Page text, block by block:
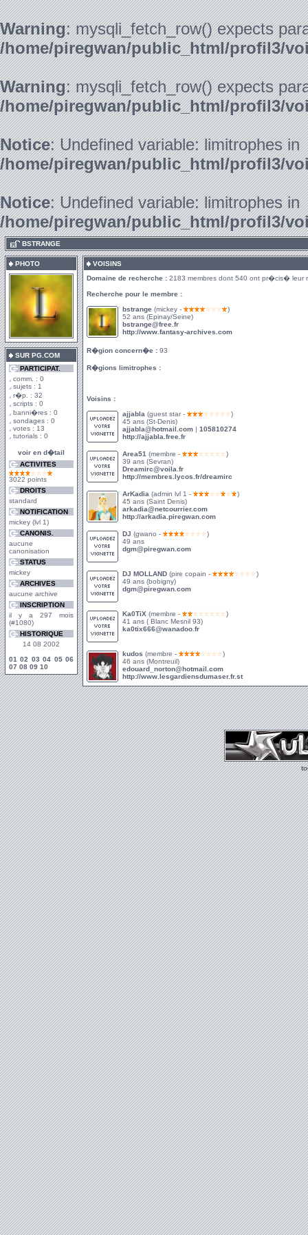
Warning: mysqli_fetch_row() expects
/home/piregwan/public_html/profil3/
Warning: mysqli_fetch_row() expects
/home/piregwan/public_html/profil3/
Notice: Undefined variable: limitrophes in
/home/piregwan/public_html/profil3/
Notice: Undefined variable: limitrophes in
/home/piregwan/public_html/profil3/
BSTRANGE
PHOTO
SUR PG.COM
PARTICIPAT.
comm. : 0
sujets : 1
r�p. : 32
scripts : 0
banni�res : 0
sondages : 0
votes : 13
tutorials : 0
voir en d�tail
ACTIVITES
3022 points
DROITS
standard
NOTIFICATION
mickey (lvl 1)
CANONIS.
aucune
canonisation
STATUS
mickey
ARCHIVES
aucune archive
INSCRIPTION
il y a 297 mois
(#1080)
HISTORIQUE
14 08 2002
01 02 03 04 05 06
07 08 09 10
VOISINS
Domaine de recherche : 2183 membres dont 540 ont pr�cis� leur
Recherche pour le membre :
bstrange (mickey -
)
52 ans (Epinay/Seine)
bstrange@free.fr
http://www.fantasy-archives.com
R�gion concern�e : 93
R�gions limitrophes :
Voisins :
ajjabla (guest star -
)
45 ans (St-Denis)
ajjabla@hotmail.com | 105810274
http://ajjabla.free.fr
Area51 (membre -
)
39 ans (Sevran)
Dreamirc@voila.fr
http://membres.lycos.fr/dreamirc
ArKadia (admin lvl 1 -
)
45 ans (Saint Denis)
arkadia@netcourrier.com
http://arkadia.piregwan.com
DJ (gwano -
)
49 ans
dgm@piregwan.com
DJ MOLLAND (pire copain -
)
49 ans (bobigny)
dgm@piregwan.com
Ka0TiX (membre -
)
41 ans ( Blanc Mesnil 93)
ka0tix666@wanadoo.fr
kudos (membre -
)
46 ans (Montreuil)
edouard_norton@hotmail.com
http://www.lesgardiensdumaser.fr.st